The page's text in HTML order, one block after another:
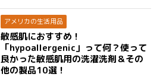
アメリカの生活用品
敏感肌におすすめ！
「hypoallergenic」って何？使って
良かった敏感肌用の洗濯洗剤＆その
他の製品10選！